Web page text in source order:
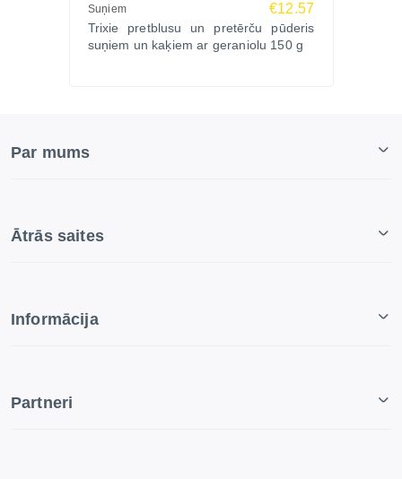
Suņiem €12.57
Trixie pretblusu un pretērču pūderis
suņiem un kaķiem ar geraniolu 150 g
Par mums
Ātrās saites
Informācija
Partneri